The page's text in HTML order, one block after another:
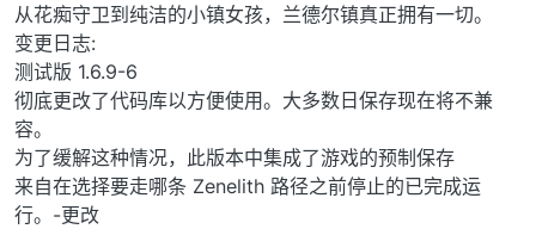
从花痴守卫到纯洁的小镇女孩，兰德尔镇真正拥有一切。
变更日志:
测试版 1.6.9-6
彻底更改了代码库以方便使用。大多数日保存现在将不兼
容。
为了缓解这种情况，此版本中集成了游戏的预制保存
来自在选择要走哪条 Zenelith 路径之前停止的已完成运
行。-更改